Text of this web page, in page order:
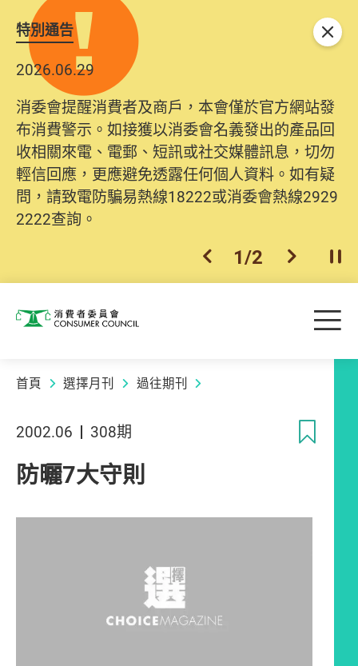
特別通告
2026.06.29
消委會提醒消費者及商戶，本會僅於官方網站發
布消費警示。如接獲以消委會名義發出的產品回
收相關來電、電郵、短訊或社交媒體訊息，切勿
輕信回應，更應避免透露任何個人資料。如有疑
問，請致電防騙易熱線18222或消委會熱線2929
2222查詢。
上一個
1/2 下一個開
關閉
消費者委員會 目
首頁 選擇月刊 過往期刊
2002.06 308期
防曬7大守則